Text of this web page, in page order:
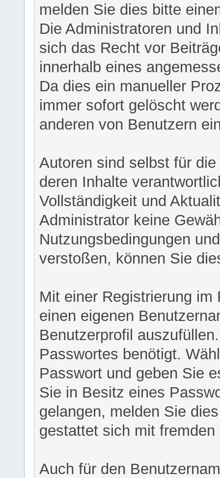
melden Sie dies bitte
Die Administratoren und
sich das Recht vor
innerhalb eines
Da dies ein manueller
immer sofort gelöscht
anderen von Benutzern
Autoren sind selbst für
deren Inhalte
Vollständigkeit und
Administrator keine
Nutzungsbedingungen
verstoßen, können Sie
Mit einer Registrierung
einen eigenen
Benutzerprofil
Passwortes benötigt.
Passwort und geben Sie
Sie in Besitz eines
gelangen, melden Sie
gestattet sich mit
Auch für den